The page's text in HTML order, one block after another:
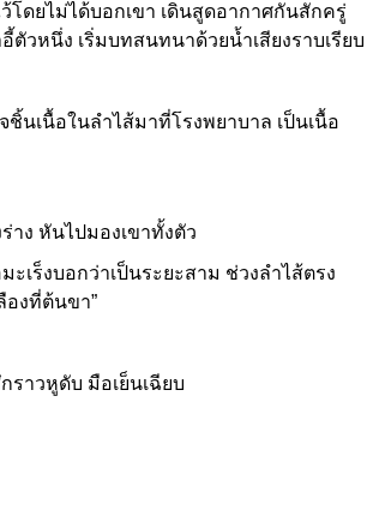
โดยไม่ได้บอกเขา เดินสูดอากาศกันสักครู่
อี้ตัวหนึ่ง เริ่มบทสนทนาด้วยน้ำเสียงราบเรียบ
ชิ้นเนื้อในลำไส้มาที่โรงพยาบาล เป็นเนื้อ
าง หันไปมองเขาทั้งตัว
เร็งบอกว่าเป็นระยะสาม ช่วงลำไส้ตรง
งที่ต้นขา”
าวหูดับ มือเย็นเฉียบ